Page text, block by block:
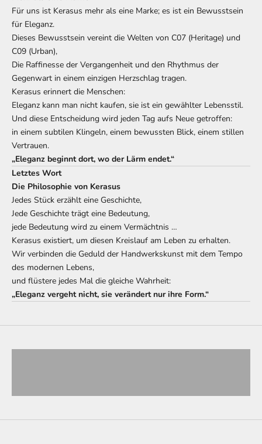
Für uns ist Kerasus mehr als eine Marke; es ist ein Bewusstsein
für Eleganz.
Dieses Bewusstsein vereint die Welten von C07 (Heritage) und
C09 (Urban),
Die Raffinesse der Vergangenheit und den Rhythmus der
Gegenwart in einem einzigen Herzschlag tragen.
Kerasus erinnert die Menschen:
Eleganz kann man nicht kaufen, sie ist ein gewählter Lebensstil.
Und diese Entscheidung wird jeden Tag aufs Neue getroffen:
in einem subtilen Klingeln, einem bewussten Blick, einem stillen
Vertrauen.
„Eleganz beginnt dort, wo der Lärm endet.“
Letztes Wort
Die Philosophie von Kerasus
Jedes Stück erzählt eine Geschichte,
Jede Geschichte trägt eine Bedeutung,
jede Bedeutung wird zu einem Vermächtnis …
Kerasus existiert, um diesen Kreislauf am Leben zu erhalten.
Wir verbinden die Geduld der Handwerkskunst mit dem Tempo
des modernen Lebens,
und flüstere jedes Mal die gleiche Wahrheit:
„Eleganz vergeht nicht, sie verändert nur ihre Form.“